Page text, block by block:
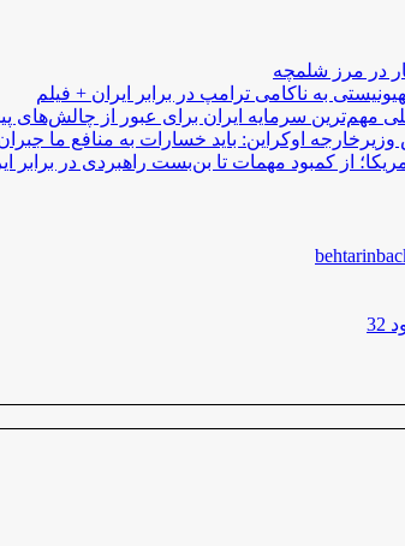
در مرز شلمچه
به ناکامی ترامپ در برابر ایران + فیلم
مهم‌ترین سرمایه ایران برای عبور از
اوکراین: باید خسارات به منافع ما
از کمبود مهمات تا بن‌بست راهبردی در برابر